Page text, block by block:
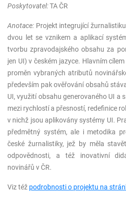
Poskytovatel:TA ČR
Anotace: Projekt integrující
dvou let se vznikem a aplikací
tvorbu zpravodajského obsahu za
jen UI) v českém jazyce. Hlavním
proměn vybraných atributů
především pak ověřování obsahů
UI, využití obsahu generovaného UI a
mezi rychlostí a přesností, redefinice
v nichž jsou aplikovány systémy UI.
předmětný systém, ale i metodika
české žurnalistiky, jež by měla
odpovědnosti, a též inovativní
novinářů v ČR.
Viz též podrobnosti o projektu na